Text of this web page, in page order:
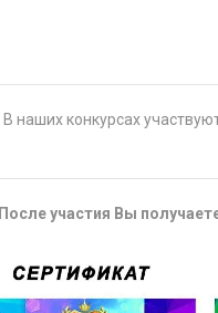
В наших конкурсах
После участия Вы